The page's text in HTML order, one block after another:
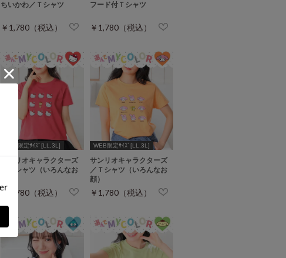
ちいかわ／Ｔシャツ
￥1,780（税込）
フード付Ｔシャツ
￥1,780（税込）
WEB限定ｻｲｽﾞ[LL,3L]
サンリオキャラクターズ
／Ｔシャツ（いろんなお
￥1,780（税込）
WEB限定ｻｲｽﾞ[LL,3L]
サンリオキャラクターズ
／Ｔシャツ（いろんなお
顔）
￥1,780（税込）